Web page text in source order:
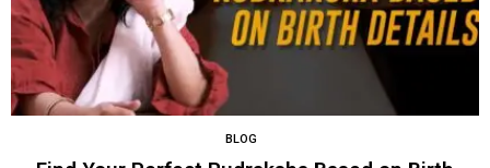
BLOG